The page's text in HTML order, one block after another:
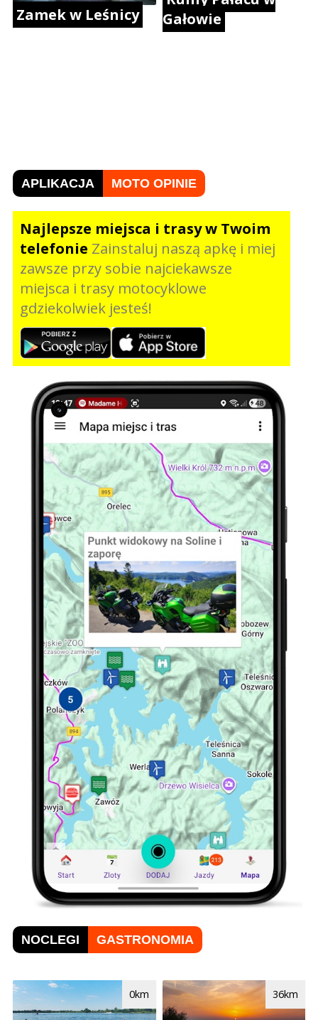
Zamek w Leśnicy
Gałowie
APLIKACJA MOTO OPINIE
Najlepsze miejsca i trasy w Twoim
telefonie Zainstaluj naszą apkę i miej
zawsze przy sobie najciekawsze
miejsca i trasy motocyklowe
gdziekolwiek jesteś!
NOCLEGI GASTRONOMIA
0km 36km